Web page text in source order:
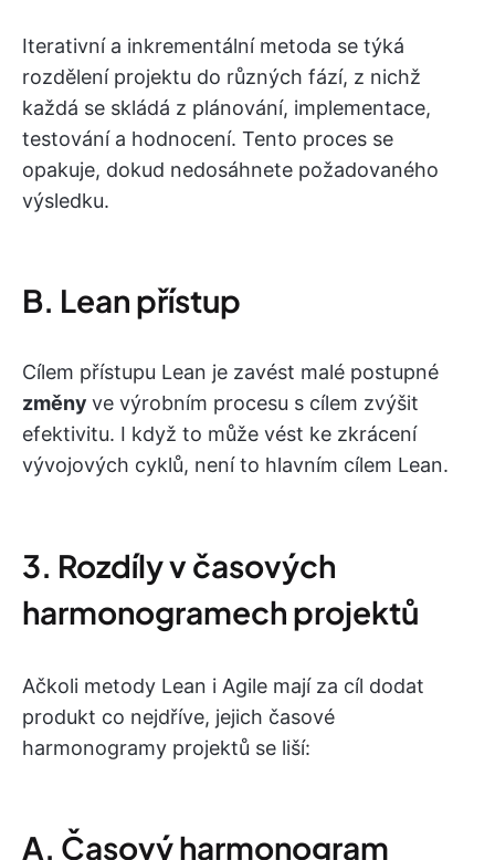
Iterativní a inkrementální metoda se týká
rozdělení projektu do různých fází, z nichž
každá se skládá z plánování, implementace,
testování a hodnocení. Tento proces se
opakuje, dokud nedosáhnete požadovaného
výsledku.
B. Lean přístup
Cílem přístupu Lean je zavést malé postupné
změny ve výrobním procesu s cílem zvýšit
efektivitu. I když to může vést ke zkrácení
vývojových cyklů, není to hlavním cílem Lean.
3. Rozdíly v časových
harmonogramech projektů
Ačkoli metody Lean i Agile mají za cíl dodat
produkt co nejdříve, jejich časové
harmonogramy projektů se liší:
A. Časový harmonogram